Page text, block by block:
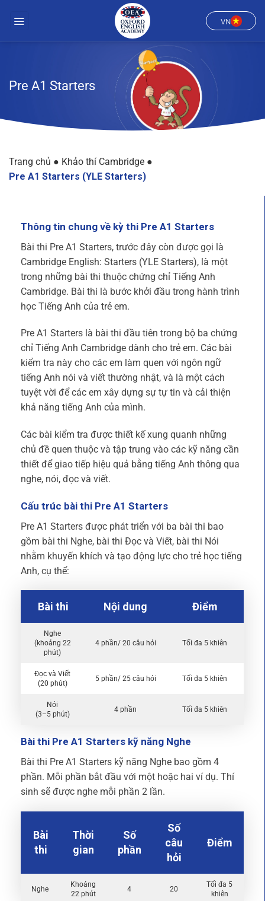
đến
VN
Pre A1 Starters
Trang chủ ● Khảo thí Cambridge ●
Pre A1 Starters (YLE Starters)
Thông tin chung về kỳ thi Pre A1 Starters
Bài thi Pre A1 Starters, trước đây còn được gọi là
Cambridge English: Starters (YLE Starters), là một
trong những bài thi thuộc chứng chỉ Tiếng Anh
Cambridge. Bài thi là bước khởi đầu trong hành trình
học Tiếng Anh của trẻ em.
Pre A1 Starters là bài thi đầu tiên trong bộ ba chứng
chỉ Tiếng Anh Cambridge dành cho trẻ em. Các bài
kiểm tra này cho các em làm quen với ngôn ngữ
tiếng Anh nói và viết thường nhật, và là một cách
tuyệt vời để các em xây dựng sự tự tin và cải thiện
khả năng tiếng Anh của mình.
Các bài kiểm tra được thiết kế xung quanh những
chủ đề quen thuộc và tập trung vào các kỹ năng cần
thiết để giao tiếp hiệu quả bằng tiếng Anh thông qua
nghe, nói, đọc và viết.
Cấu trúc bài thi Pre A1 Starters
Pre A1 Starters được phát triển với ba bài thi bao
gồm bài thi Nghe, bài thi Đọc và Viết, bài thi Nói
nhằm khuyến khích và tạo động lực cho trẻ học tiếng
Anh, cụ thể:
Bài thi Nội dung Điểm
Nghe
(khoảng 22
phút)
4 phần/ 20 câu hỏi Tối đa 5 khiên
Đọc và Viết
(20 phút)
5 phần/ 25 câu hỏi Tối đa 5 khiên
Nói
(3–5 phút)
4 phần Tối đa 5 khiên
Bài thi Pre A1 Starters kỹ năng Nghe
Bài thi Pre A1 Starters kỹ năng Nghe bao gồm 4
phần. Mỗi phần bắt đầu với một hoặc hai ví dụ. Thí
sinh sẽ được nghe mỗi phần 2 lần.
Bài
thi
Thời
gian
Số
phần
Số
câu
hỏi
Điểm
Nghe
Khoảng
22 phút
4 20
Tối đa 5
khiên